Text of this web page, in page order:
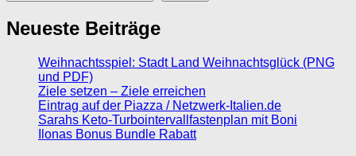
Neueste Beiträge
Weihnachtsspiel: Stadt Land Weihnachtsglück (PNG
und PDF)
Ziele setzen – Ziele erreichen
Eintrag auf der Piazza / Netzwerk-Italien.de
Sarahs Keto-Turbointervallfastenplan mit Boni
Ilonas Bonus Bundle Rabatt